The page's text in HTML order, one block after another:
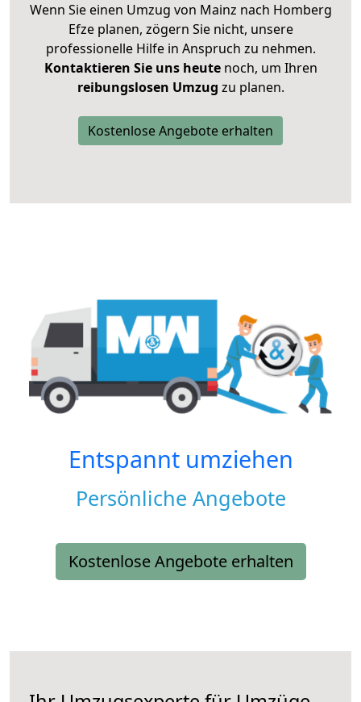
Wenn Sie einen Umzug von Mainz nach Homberg
Efze planen, zögern Sie nicht, unsere
professionelle Hilfe in Anspruch zu nehmen.
Kontaktieren Sie uns heutenoch, um Ihren
reibungslosen Umzug zu planen.
Kostenlose Angebote erhalten
Entspannt umziehen
Persönliche Angebote
Kostenlose Angebote erhalten